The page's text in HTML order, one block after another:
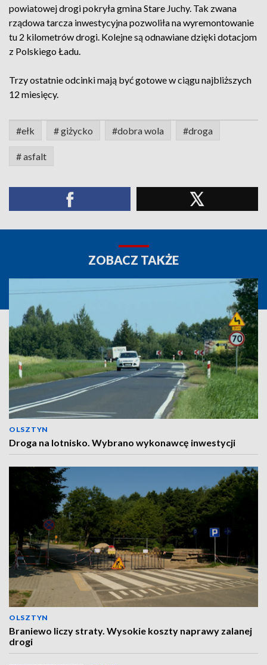
powiatowej drogi pokryła gmina Stare Juchy. Tak zwana
rządowa tarcza inwestycyjna pozwoliła na wyremontowanie
tu 2 kilometrów drogi. Kolejne są odnawiane dzięki dotacjom
z Polskiego Ładu.
Trzy ostatnie odcinki mają być gotowe w ciągu najbliższych
12 miesięcy.
#ełk # giżycko #dobra wola #droga
# asfalt
ZOBACZ TAKŻE
OLSZTYN
Droga na lotnisko. Wybrano wykonawcę inwestycji
OLSZTYN
Braniewo liczy straty. Wysokie koszty naprawy zalanej
drogi